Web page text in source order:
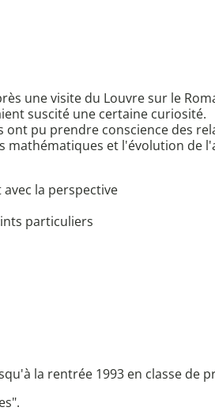
une visite du Louvre sur le
suscité une certaine curiosité.
pu prendre conscience des
mathématiques et l'évolution de
la perspective
particuliers
la rentrée 1993 en classe de